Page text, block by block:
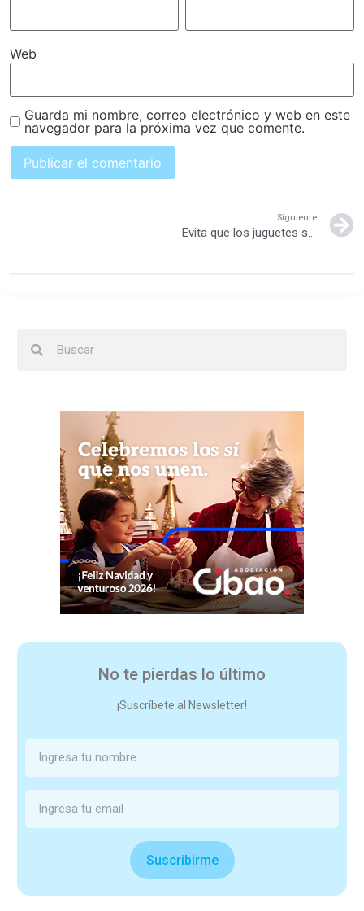
Web
Guarda mi nombre, correo electrónico y web en este
navegador para la próxima vez que comente.
Siguiente
Evita que los juguetes se conviertan en un peligro para tu hij@
No te pierdas lo último
¡Suscríbete al Newsletter!
Suscribirme